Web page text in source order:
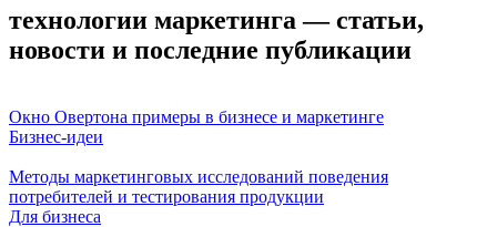
технологии маркетинга — статьи,
новости и последние публикации
Окно Овертона примеры в бизнесе и маркетинге
Бизнес-идеи
Методы маркетинговых исследований поведения
потребителей и тестирования продукции
Для бизнеса